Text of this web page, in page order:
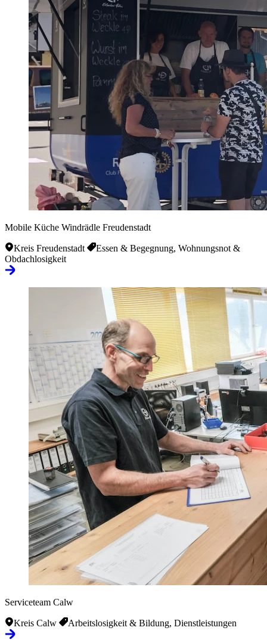
Mobile Küche Windrädle Freudenstadt
Kreis Freudenstadt
Essen & Begegnung, Wohnungsnot &
Obdachlosigkeit
Serviceteam Calw
Kreis Calw Arbeitslosigkeit & Bildung, Dienstleistungen